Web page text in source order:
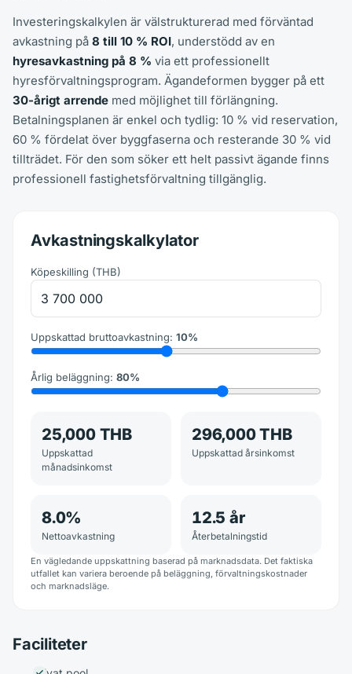
Investeringskalkylen är välstrukturerad med förväntad
avkastning på 8 till 10 % ROI, understödd av en
hyresavkastning på 8 % via ett professionellt
hyresförvaltningsprogram. Ägandeformen bygger på ett
30-årigt arrende med möjlighet till förlängning.
Betalningsplanen är enkel och tydlig: 10 % vid reservation,
60 % fördelat över byggfaserna och resterande 30 % vid
tillträdet. För den som söker ett helt passivt ägande finns
professionell fastighetsförvaltning tillgänglig.
Avkastningskalkylator
Köpeskilling (THB)
Uppskattad bruttoavkastning: 10%
Årlig beläggning: 80%
25,000 THB
Uppskattad
månadsinkomst
296,000 THB
Uppskattad årsinkomst
8.0%
Nettoavkastning
12.5 år
Återbetalningstid
En vägledande uppskattning baserad på marknadsdata. Det faktiska
utfallet kan variera beroende på beläggning, förvaltningskostnader
och marknadsläge.
Faciliteter